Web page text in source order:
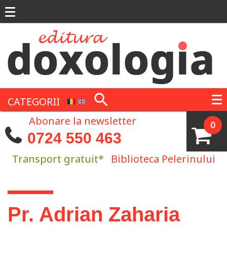
CATEGORII
0
Abonare la newsletter
0724 550 463
Transport gratuit* Biblioteca Pelerinului
Eşti aici
Pr. Adrian Zaharia